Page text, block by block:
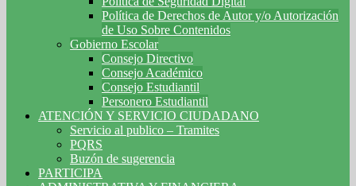
Política de Derechos de Autor y/o Autorización
de Uso Sobre Contenidos
Gobierno Escolar
Consejo Directivo
Consejo Académico
Consejo Estudiantil
Personero Estudiantil
ATENCIÓN Y SERVICIO CIUDADANO
Servicio al publico – Tramites
PQRS
Buzón de sugerencia
PARTICIPA